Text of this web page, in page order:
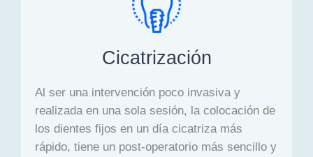
Cicatrización
Al ser una intervención poco invasiva y
realizada en una sola sesión, la colocación de
los dientes fijos en un día cicatriza más
rápido, tiene un post-operatorio más sencillo y